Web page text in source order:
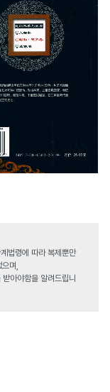
법령에 따라 복제뿐만
며,
아야함을 알려드립니